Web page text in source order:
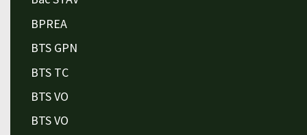
BPREA
BTS GPN
BTS TC
BTS VO
BTS VO